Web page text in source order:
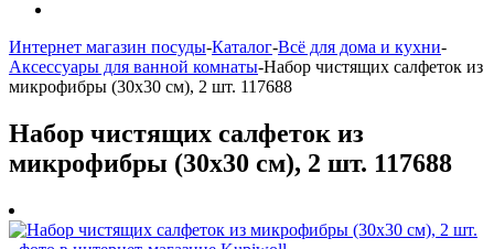
Интернет магазин посуды-Каталог-Всё для дома и кухни-
Аксессуары для ванной комнаты-Набор чистящих салфеток из
микрофибры (30x30 см), 2 шт. 117688
Набор чистящих салфеток из
микрофибры (30x30 см), 2 шт. 117688